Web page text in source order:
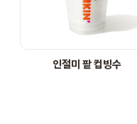
ORDER
인절미 팥 컵빙수